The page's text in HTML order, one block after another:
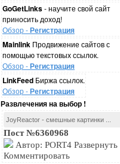
GoGetLinks- научите свой сайт
приносить доход!
Обзор -Регистрация
Mainlink Продвижение сайтов с
помощью текстовых ссылок.
Обзор -Регистрация
LinkFeed Биржа ссылок.
Обзор -Регистрация
Развлечения на выбор !
JoyReactor - смешные картинки ...
Пост №6360968
Автор: PORT4 Развернуть
Комментировать